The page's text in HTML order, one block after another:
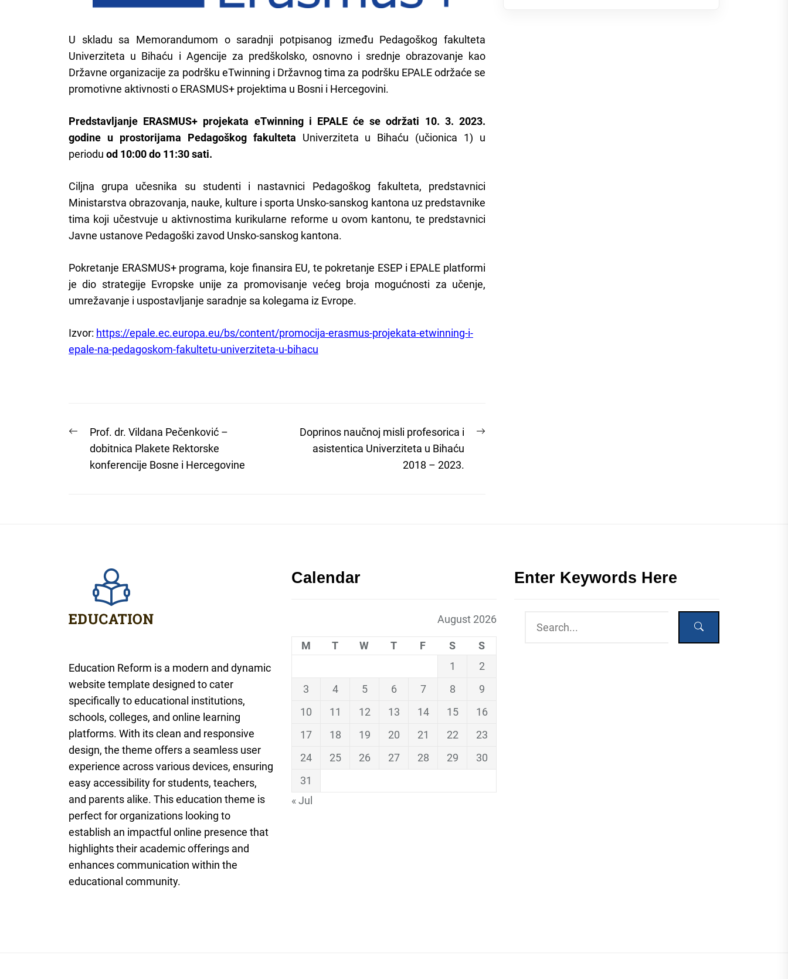
U skladu sa Memorandumom o saradnji potpisanog između Pedagoškog fakulteta
Univerziteta u Bihaću i Agencije za predškolsko, osnovno i srednje obrazovanje kao
Državne organizacije za podršku eTwinning i Državnog timaza podršku EPALE održaće se
promotivne aktivnosti o ERASMUS+ projektima u Bosni i Hercegovini.
Predstavljanje ERASMUS+ projekata eTwinning i EPALEće se održati 10. 3. 2023.
godine u prostorijama Pedagoškog fakulteta Univerziteta u Bihaću (učionica 1) u
periodu od 10:00 do 11:30 sati.
Ciljna grupa učesnika su studenti i nastavnici Pedagoškog fakulteta, predstavnici
Ministarstva obrazovanja, nauke, kulture i sporta Unsko-sanskog kantona uz predstavnike
tima koji učestvuje u aktivnostima kurikularne reforme u ovom kantonu, te predstavnici
Javne ustanove Pedagoški zavod Unsko-sanskog kantona.
Pokretanje ERASMUS+ programa, koje finansira EU, te pokretanje ESEP i EPALE platformi
je dio strategije Evropske unije za promovisanje većeg broja mogućnosti za učenje,
umrežavanje i uspostavljanje saradnje sa kolegama iz Evrope.
Izvor: https://epale.ec.europa.eu/bs/content/promocija-erasmus-projekata-etwinning-i-
epale-na-pedagoskom-fakultetu-univerziteta-u-bihacu
Post
navigation
Previous
post:
Prof. dr. Vildana Pečenković –
dobitnica Plakete Rektorske
konferencije Bosne i Hercegovine
Next
Doprinos naučnoj misli profesorica i
asistentica Univerziteta u Bihaću
2018 – 2023.
Education Reform is a modern and dynamic
website template designed to cater
specifically to educational institutions,
schools, colleges, and online learning
platforms. With its clean and responsive
design, the theme offers a seamless user
experience across various devices, ensuring
easy accessibility for students, teachers,
and parents alike. This education theme is
perfect for organizations looking to
establish an impactful online presence that
highlights their academic offerings and
enhances communication within the
educational community.
Calendar
August 2026
M T W T F S
S
1
2
3
4 5 6 7 8
9
10
11 12 13 14 15
16
17
18 19 20 21 22
23
24
25 26 27 28 29
30
31
« Jul
Enter Keywords Here